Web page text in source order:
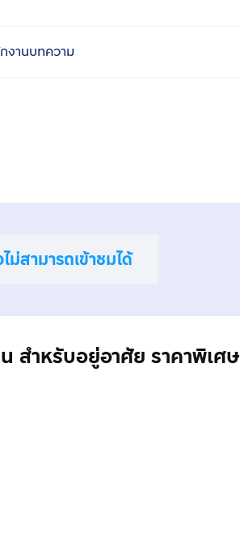
งานบทความ
สามารถเข้าชมได้
สำหรับอยู่อาศัย ราคาพิเศษ